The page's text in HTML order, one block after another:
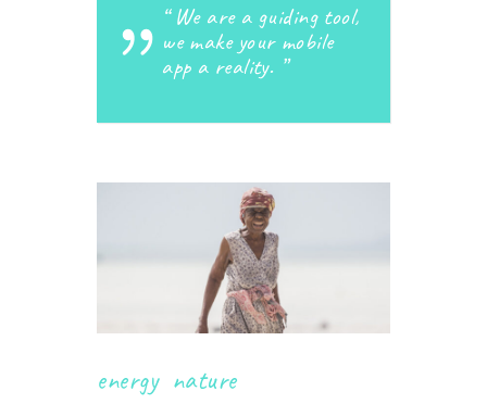
We are a guiding tool,
we make your mobile
app a reality.
energy nature